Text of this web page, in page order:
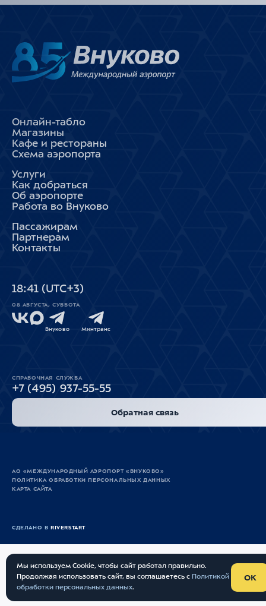
Онлайн-табло
Магазины
Кафе и рестораны
Схема аэропорта
Услуги
Как добраться
Об аэропорте
Работа во Внуково
Пассажирам
Партнерам
Контакты
18:41 (UTC+3)
08 АВГУСТА, СУББОТА
Внуково Минтранс
СПРАВОЧНАЯ СЛУЖБА
+7 (495) 937-55-55
Обратная связь
АО «МЕЖДУНАРОДНЫЙ АЭРОПОРТ «ВНУКОВО»
ПОЛИТИКА ОБРАБОТКИ ПЕРСОНАЛЬНЫХ ДАННЫХ
КАРТА САЙТА
СДЕЛАНО В RIVERSTART
Мы используем Cookie, чтобы сайт работал правильно.
Продолжая использовать сайт, вы соглашаетесь с
Политикой
обработки персональных данных.
OK
Опрос